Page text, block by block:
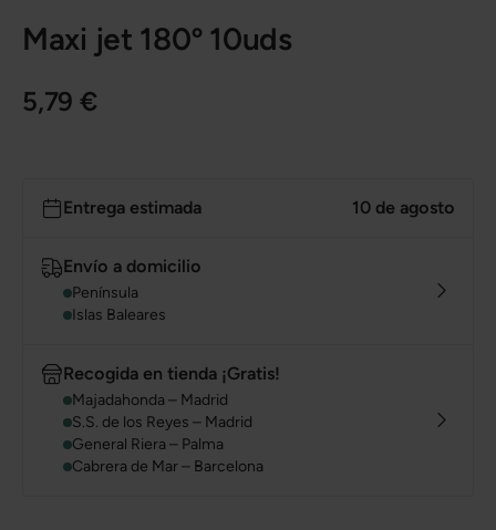
Maxi jet 180º 10uds
5,79 €
Entrega estimada 10 de agosto
Envío a domicilio
Península
Islas Baleares
Recogida en tienda ¡Gratis!
Majadahonda – Madrid
S.S. de los Reyes – Madrid
General Riera – Palma
Cabrera de Mar – Barcelona